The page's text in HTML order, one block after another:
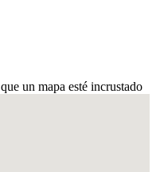
un mapa esté incrustado